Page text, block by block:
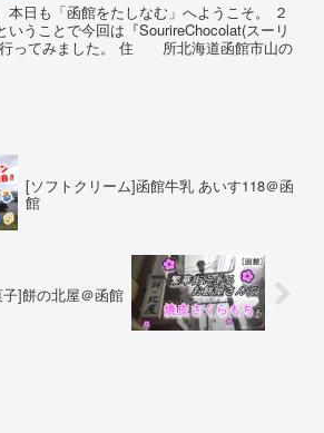
本日も「函館をたしなむ」へようこそ。 ２
いうことで今回は『SourireChocolat(スーリ
行ってみました。 住 所北海道函館市山の
[ソフトクリーム]函館牛乳 あいす118＠函
館
]餅の北屋＠函館